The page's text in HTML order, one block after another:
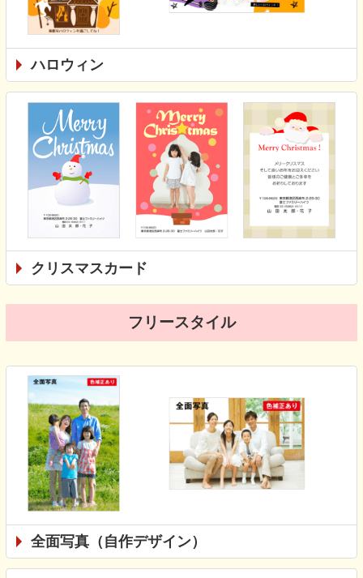
ハロウィン
クリスマスカード
フリースタイル
全面写真（自作デザイン）